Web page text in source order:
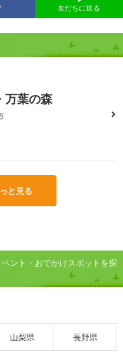
友だちに送る
万葉の森
と見る
ント・おでかけスポットを探
山梨県 長野県